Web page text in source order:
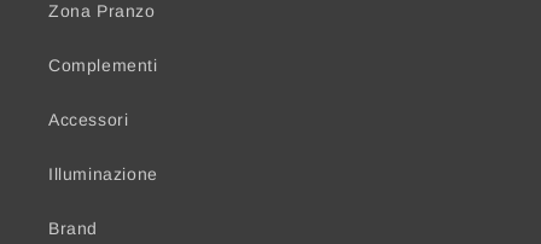
Zona Pranzo
Complementi
Accessori
Illuminazione
Brand